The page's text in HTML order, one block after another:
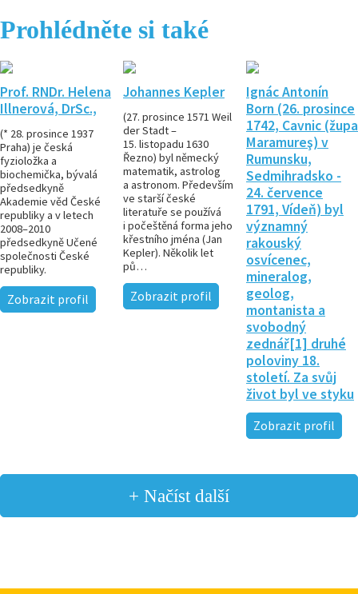
Prohlédněte si také
Prof. RNDr. Helena
Illnerová, DrSc.,
(* 28. prosince 1937
Praha) je česká
fyzioložka a
biochemička, bývalá
předsedkyně
Akademie věd České
republiky a v letech
2008–2010
předsedkyně Učené
společnosti České
republiky.
Zobrazit profil
Johannes Kepler
(27. prosince 1571 Weil
der Stadt –
15. listopadu 1630
Řezno) byl německý
matematik, astrolog
a astronom. Především
ve starší české
literatuře se používá
i počeštěná forma jeho
křestního jména (Jan
Kepler). Několik let
pů…
Zobrazit profil
Ignác Antonín
Born (26. prosince
1742, Cavnic (župa
Maramureş) v
Rumunsku,
Sedmihradsko -
24. července
1791, Vídeň) byl
významný
rakouský
osvícenec,
mineralog,
geolog,
montanista a
svobodný
zednář[1] druhé
poloviny 18.
století. Za svůj
život byl ve styku
Zobrazit profil
+ Načíst další